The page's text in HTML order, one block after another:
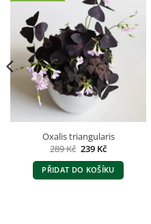
Oxalis triangularis
289Kč Původní
byla:
289 Kč.
239 KčAktuální
je:
239 Kč.
PŘIDAT DO KOŠÍKU